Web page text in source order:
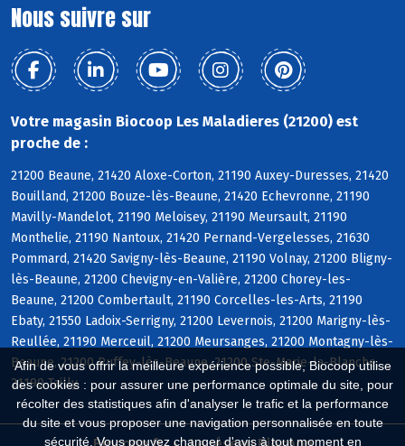
Afin de vous offrir la meilleure expérience possible, Biocoop utilise
des cookies : pour assurer une performance optimale du site, pour
récolter des statistiques afin d'analyser le trafic et la performance
du site et vous proposer une navigation personnalisée en toute
sécurité. Vous pouvez changer d'avis à tout moment en
Nous suivre sur
Votre magasin Biocoop Les Maladieres (21200) est
proche de :
21200 Beaune, 21420 Aloxe-Corton, 21190 Auxey-Duresses, 21420
Bouilland, 21200 Bouze-lès-Beaune, 21420 Echevronne, 21190
Mavilly-Mandelot, 21190 Meloisey, 21190 Meursault, 21190
Monthelie, 21190 Nantoux, 21420 Pernand-Vergelesses, 21630
Pommard, 21420 Savigny-lès-Beaune, 21190 Volnay, 21200 Bligny-
lès-Beaune, 21200 Chevigny-en-Valière, 21200 Chorey-les-
Beaune, 21200 Combertault, 21190 Corcelles-les-Arts, 21190
Ebaty, 21550 Ladoix-Serrigny, 21200 Levernois, 21200 Marigny-lès-
Reullée, 21190 Merceuil, 21200 Meursanges, 21200 Montagny-lès-
Beaune, 21200 Ruffey-lès-Beaune, 21200 Ste-Marie-la-Blanche,
21190 Tailly